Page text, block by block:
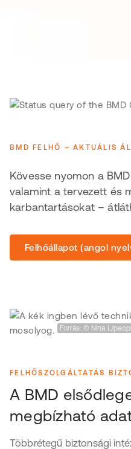
BMD FELHŐ – AKTUÁLIS
Kövesse nyomon a
valamint a tervezett és
karbantartásokat –
Felhőállapot (angol
Forrás: © Nina L/
FELHŐSZOLGÁLTATÁS
A BMD
megbízható
Többrétegű biztonsági